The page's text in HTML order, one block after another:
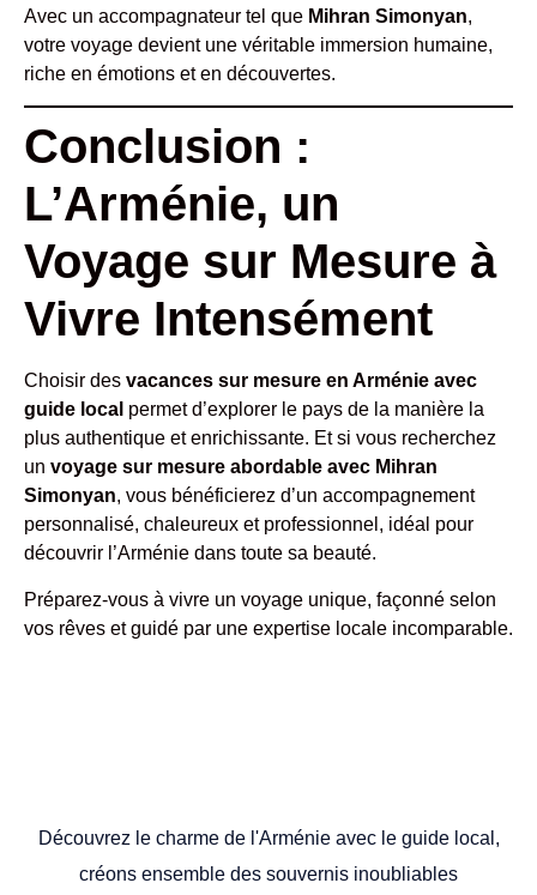
Avec un accompagnateur tel que Mihran Simonyan,
votre voyage devient une véritable immersion humaine,
riche en émotions et en découvertes.
Conclusion :
L’Arménie, un
Voyage sur Mesure à
Vivre Intensément
Choisir des vacances sur mesure en Arménie avec
guide local permet d’explorer le pays de la manière la
plus authentique et enrichissante. Et si vous recherchez
un voyage sur mesure abordable avec Mihran
Simonyan, vous bénéficierez d’un accompagnement
personnalisé, chaleureux et professionnel, idéal pour
découvrir l’Arménie dans toute sa beauté.
Préparez-vous à vivre un voyage unique, façonné selon
vos rêves et guidé par une expertise locale incomparable.
Découvrez le charme de l'Arménie avec le guide local,
créons ensemble des souvernis inoubliables